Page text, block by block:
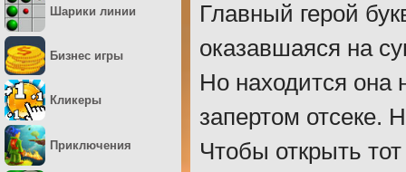
Главный герой
оказавшаяся на
Но находится она
запертом отсеке.
Чтобы открыть
Шарики линии
Бизнес игры
Кликеры
Приключения